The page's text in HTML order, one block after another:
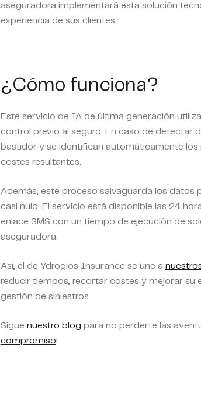
aseguradora implementará esta solución
experiencia de sus clientes.
¿Cómo funciona?
Este servicio de IA de última generación
control previo al seguro. En caso de detectar
bastidor y se identifican automáticamente
costes resultantes.
Además, este proceso salvaguarda los datos
casi nulo. El servicio está disponible las 24
enlace SMS con un tiempo de ejecución de
aseguradora.
Así, el de Ydrogios Insurance se une a
reducir tiempos, recortar costes y mejorar su
gestión de siniestros.
Sigue nuestro blog para no perderte las
compromiso!